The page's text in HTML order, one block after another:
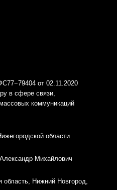
от 02.11.2020
в сфере связи,
коммуникаций
области
Михайлович
Нижний Новгород,